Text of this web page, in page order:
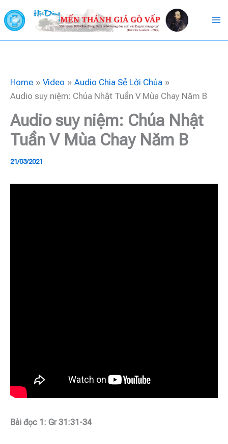
to
content
Home Video
Audio Chia Sẻ Lời Chúa
Audio suy niệm: Chúa Nhật Tuần V Mùa Chay Năm B
Audio suy niệm: Chúa Nhật
Tuần V Mùa Chay Năm B
21/03/2021
Bài đọc 1: Gr 31:31-34